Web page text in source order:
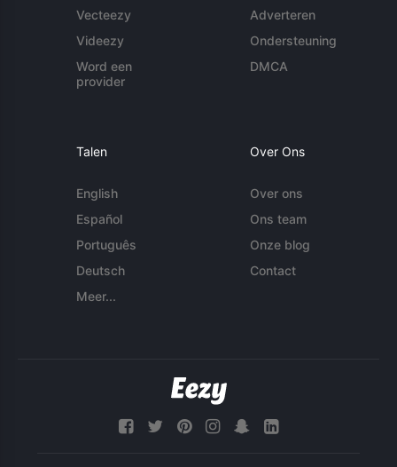
Vecteezy
Videezy
Word een
provider
Adverteren
Ondersteuning
DMCA
Talen
English
Español
Português
Deutsch
Meer...
Over Ons
Over ons
Ons team
Onze blog
Contact